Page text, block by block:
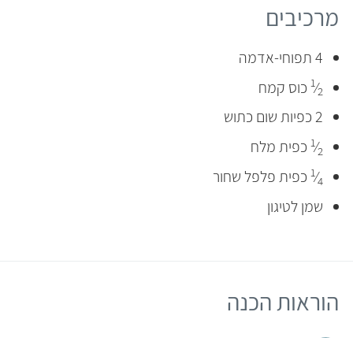
מרכיבים
4 תפוחי-אדמה
1⁄2 כוס קמח
2 כפיות שום כתוש
1⁄2 כפית מלח
1⁄4 כפית פלפל שחור
שמן לטיגון
הוראות הכנה